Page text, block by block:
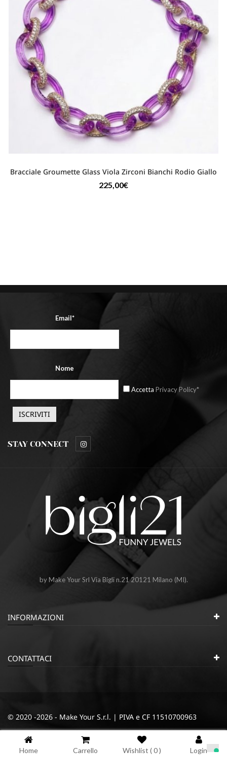
Bracciale Groumette Glass Viola Zirconi Bianchi Rodio Giallo
225,00€
Email*
Nome
Accetta Privacy Policy*
STAY CONNECT
by Make Your Srl Via Bigli n.21 20121 Milano (MI).
INFORMAZIONI
CONTATTACI
© 2020 -2026 - Make Your S.r.l. | PIVA e CF 11510700963
Privacy e Cookie Policy Termini e condizioni |Cookie
Home Carrello Wishlist (0) Login